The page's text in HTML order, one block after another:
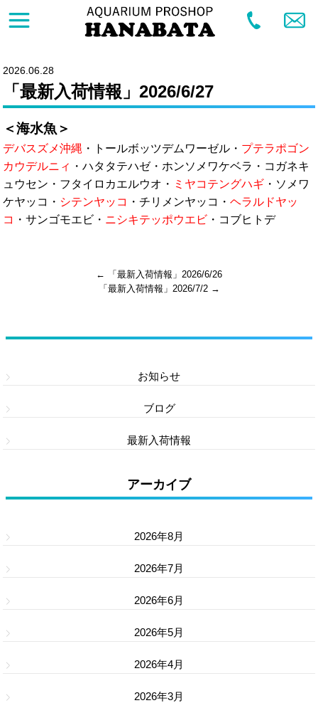
2026.06.28
「最新入荷情報」2026/6/27
＜海水魚＞
デバスズメ沖縄 ・トールボッツデムワーゼル・ プテラポゴン
カウデルニィ ・ハタタテハゼ・ホンソメワケベラ・コガネキ
ュウセン・フタイロカエルウオ・ ミヤコテングハギ ・ソメワ
ケヤッコ・ シテンヤッコ ・チリメンヤッコ・ヘラルドヤッ
コ ・サンゴモエビ・ ニシキテッポウエビ ・コブヒトデ
←
「最新入荷情報」2026/6/26
「最新入荷情報」2026/7/2→
お知らせ
ブログ
最新入荷情報
アーカイブ
2026年8月
2026年7月
2026年6月
2026年5月
2026年4月
2026年3月